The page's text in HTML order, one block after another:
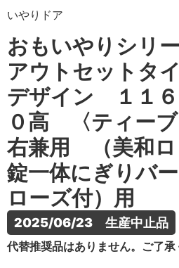
いやりドア
おもいやりシ
アウトセット
デザイン １１
０高 〈ティー
右兼用 （美和ロ
錠一体にぎりバ
ローズ付）用
2025/06/23　生産中止品
代替推奨品はありません。ご了承